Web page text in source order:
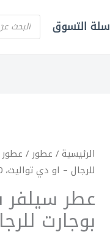
سلة التسوق SEARCH
الرئيسية/ عطور/
للرجال – او دي تواليت، 100 مل
عطر
بوجارت
كمية
عطر
سيلفر
سينت
انتنس